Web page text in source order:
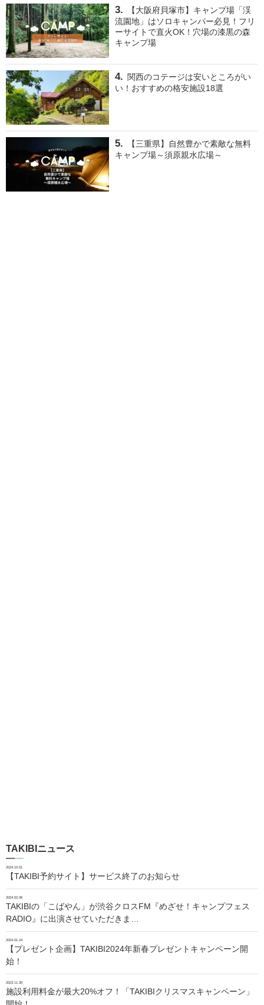
【大阪府貝塚市】キャンプ場「渓
流園地」はソロキャンパー必見！フリ
ーサイトで直火OK！穴場の漆黒の森
キャンプ場
関西のコテージは安いところがい
い！おすすめの格安施設18選
【三重県】自然豊かで素敵な無料
キャンプ場～須原親水広場～
TAKIBIニュース
2024.10.01
【TAKIBI予約サイト】サービス終了のお知らせ
2024.02.06
TAKIBIの「こばやん」が渋谷クロスFM『めざせ！キャンプフェス
RADIO』に出演させていただきま…
2024.01.24
【プレゼント企画】TAKIBI2024年新春プレゼントキャンペーン開
始！
2023.11.30
施設利用料金が最大20%オフ！「TAKIBIクリスマスキャンペーン」